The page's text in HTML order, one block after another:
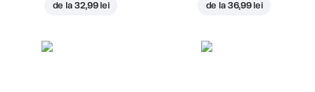
de la 32,99 lei de la 36,99 lei